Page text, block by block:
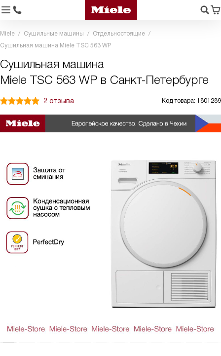
Miele Сушильные машины
Отдельностоящие
Сушильная машина Miele TSC 563 WP
Сушильная машина
Miele TSC 563 WP в Санкт-Петербурге
2 отзыва Код товара: 1801289